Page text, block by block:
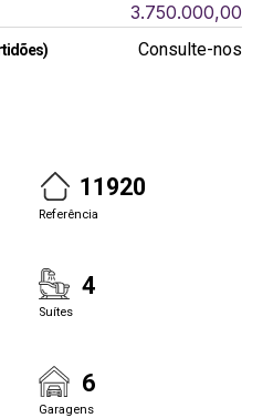
3.750.000,00
Consulte-nos
11920
Referência
4
Suítes
6
Garagens